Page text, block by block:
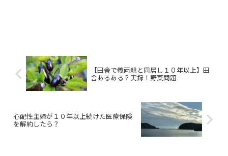
【田舎で義両親と同居し１０年以上】田
舎あるある？実録！野菜問題
心配性主婦が１０年以上続けた医療保険
を解約したら？